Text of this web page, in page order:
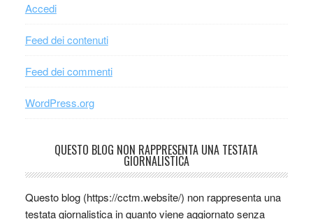
Accedi
Feed dei contenuti
Feed dei commenti
WordPress.org
QUESTO BLOG NON RAPPRESENTA UNA TESTATA
GIORNALISTICA
Questo blog (https://cctm.website/) non rappresenta una
testata giornalistica in quanto viene aggiornato senza